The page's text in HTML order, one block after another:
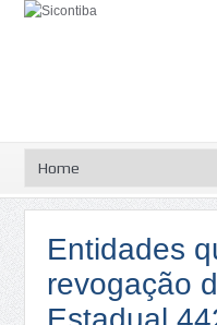
Entidades
revogação